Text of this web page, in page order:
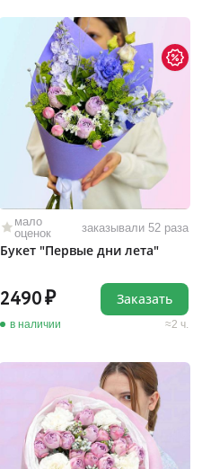
мало
оценок
заказывали 52 раза
Букет "Первые дни лета"
2490
в наличии 2 ч.
Заказать